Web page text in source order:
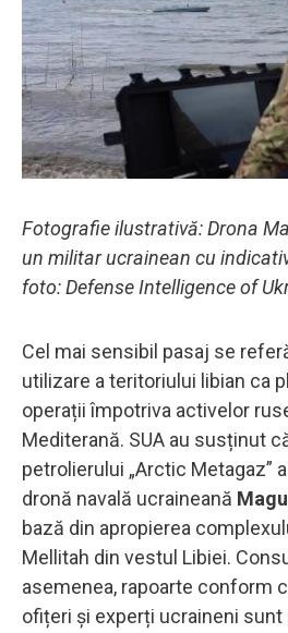
Fotografie ilustrativă: Drona
un militar ucrainean cu
foto: Defense Intelligence of
Cel mai sensibil pasaj se
utilizare a teritoriului libian ca
operații împotriva activelor
Mediterană. SUA au susținut
petrolierului „Arctic Metagaz”
dronă navală ucraineană
bază din apropierea
Mellitah din vestul Libiei.
asemenea, rapoarte conform
ofițeri și experți ucraineni